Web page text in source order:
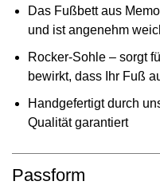
Das Fußbett aus
und ist angenehm
Rocker-Sohle – sorgt
bewirkt, dass Ihr Fuß
Handgefertigt durch
Qualität garantiert
Passform